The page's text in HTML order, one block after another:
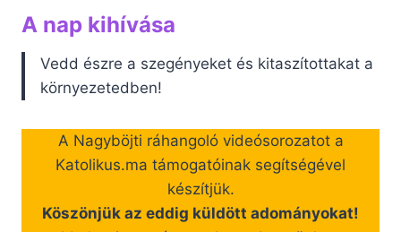
A nap kihívása
Vedd észre a szegényeket és kitaszítottakat a
környezetedben!
A Nagyböjti ráhangoló videósorozatot a
Katolikus.ma támogatóinak segítségével
készítjük.
Köszönjük az eddig küldött adományokat!